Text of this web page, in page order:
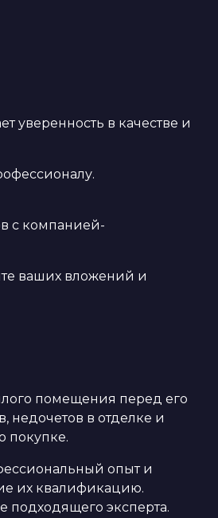
уверенность в качестве и
с компанией-
ваших вложений и
помещения перед его
недочетов в отделке и
покупке.
опыт и
их квалификацию.
подходящего эксперта.